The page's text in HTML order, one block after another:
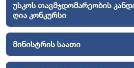
უსკოს თავმჯდომარეობის
ღია კონკურსი
მინისტრის საათი